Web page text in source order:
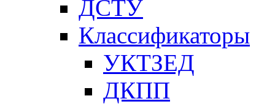
ДСТУ
Классификаторы
УКТЗЕД
ДКПП